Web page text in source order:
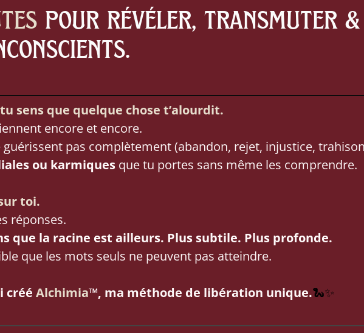
pour révéler, transmuter
sens que quelque chose t’alourdit.
encore et encore.
guérissent pas complètement (abandon, rejet, injustice,
ou karmiques que tu portes sans même les comprendre.
toi.
réponses.
que la racine est ailleurs. Plus subtile. Plus profonde.
que les mots seuls ne peuvent pas atteindre.
créé Alchimia™, ma méthode de libération unique.🐍✨